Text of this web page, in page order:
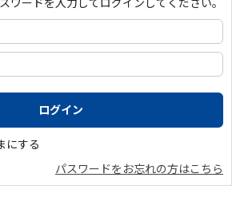
ワードを入力してログインしてください。
にする
パスワードをお忘れの方はこちら